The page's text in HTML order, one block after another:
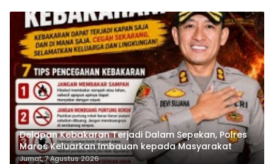
Delapan Kebakaran Terjadi Dalam Sepekan, Polres
Maros Keluarkan Imbauan kepada Masyarakat
Jumat, 7 Agustus 2026